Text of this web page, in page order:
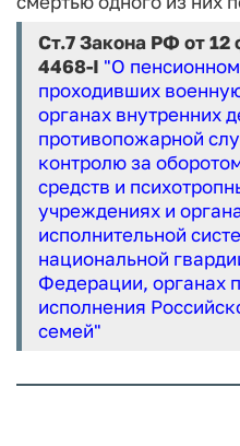
Ст.7 Закона РФ от 12
4468-I "О
проходивших
органах внутренних
противопожарной
контролю за
средств и
учреждениях и
исполнительной
национальной
Федерации, органах
исполнения
семей"